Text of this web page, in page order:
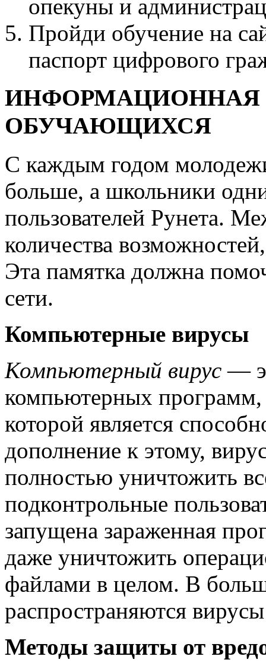
опекуны и
Пройди обучение на
паспорт цифрового
ИНФОРМАЦИОННАЯ
ОБУЧАЮЩИХСЯ
С каждым годом
больше, а школьники
пользователей Рунета.
количества
Эта памятка должна
сети.
Компьютерные вирусы
Компьютерный вирус —
компьютерных программ,
которой является
дополнение к этому,
полностью уничтожить
подконтрольные
запущена зараженная
даже уничтожить
файлами в целом. В
распространяются
Методы защиты от